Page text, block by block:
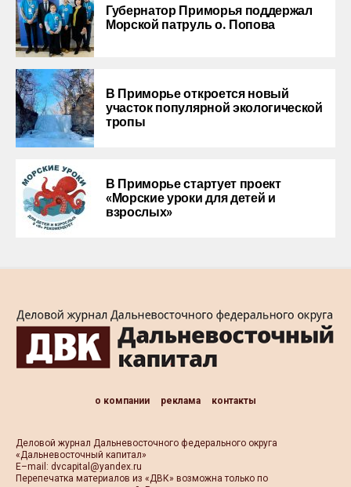
Губернатор Приморья поддержал
Морской патруль о. Попова
В Приморье откроется новый
участок популярной экологической
тропы
В Приморье стартует проект
«Морские уроки для детей и
взрослых»
о компании реклама контакты
Деловой журнал Дальневосточного федерального округа
«Дальневосточный капитал»
Е–mail: dvcapital@yandex.ru
Перепечатка материалов из «ДВК» возможна только по